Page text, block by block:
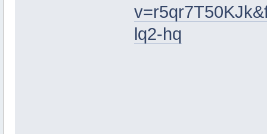
lq2-hq